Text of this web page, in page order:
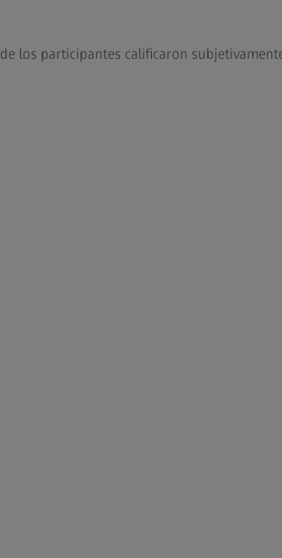
de los participantes calificaron